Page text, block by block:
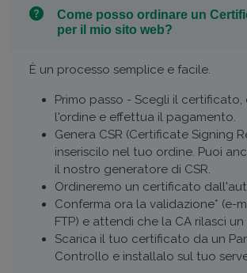
Come posso ordinare un
per il mio sito web?
È un processo semplice e facile.
Primo passo - Scegli il
l'ordine e effettua il pagamento.
Genera CSR (Certificate Signing
inseriscilo nel tuo ordine. Puoi
il nostro generatore di CSR.
Ordineremo un certificato
Conferma ora la validazione* (e-
FTP) e attendi che la CA rilasci
Scarica il tuo certificato da un
Controllo e installalo sul tuo